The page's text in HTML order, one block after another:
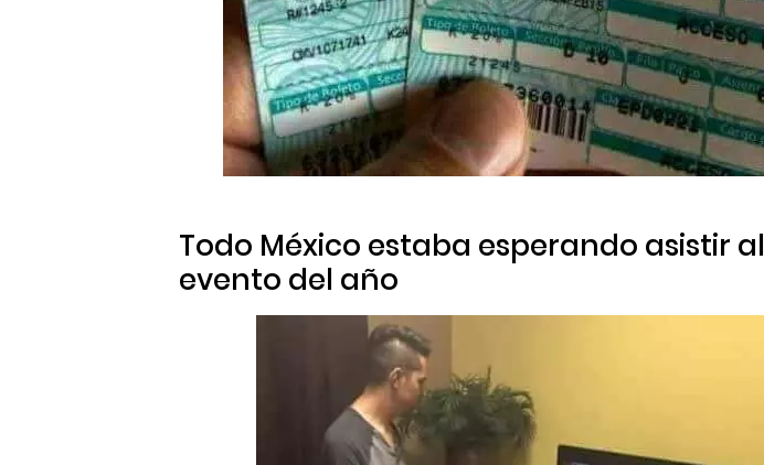
Todo México estaba esperando asistir al
evento del año